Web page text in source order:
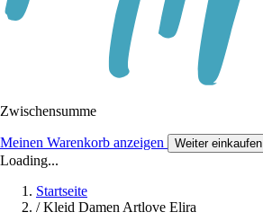
Zwischensumme
Meinen Warenkorb anzeigen Weiter einkaufen
Loading...
Startseite
/ Kleid Damen Artlove Elira